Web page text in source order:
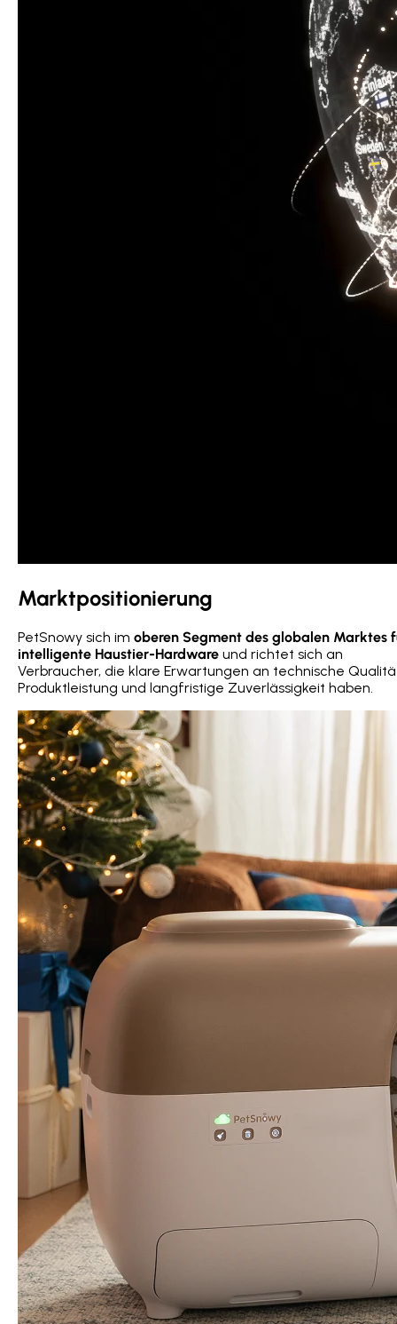
Marktpositionierung
PetSnowy sich im oberen Segment des globalen Marktes
intelligente Haustier-Hardware und richtet sich an
Verbraucher, die klare Erwartungen an technische
Produktleistung und langfristige Zuverlässigkeit haben.